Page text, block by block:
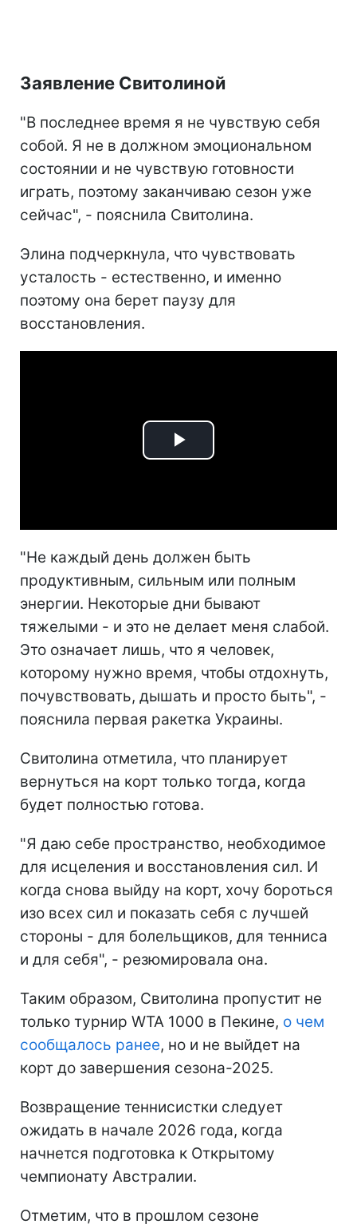
Заявление Свитолиной
"В последнее время я не чувствую себя
собой. Я не в должном эмоциональном
состоянии и не чувствую готовности
играть, поэтому заканчиваю сезон уже
сейчас", - пояснила Свитолина.
Элина подчеркнула, что чувствовать
усталость - естественно, и именно
поэтому она берет паузу для
восстановления.
Play
"Не каждый день должен быть
продуктивным, сильным или полным
энергии. Некоторые дни бывают
тяжелыми - и это не делает меня слабой.
Это означает лишь, что я человек,
которому нужно время, чтобы отдохнуть,
почувствовать, дышать и просто быть", -
пояснила первая ракетка Украины.
Свитолина отметила, что планирует
вернуться на корт только тогда, когда
будет полностью готова.
"Я даю себе пространство, необходимое
для исцеления и восстановления сил. И
когда снова выйду на корт, хочу бороться
изо всех сил и показать себя с лучшей
стороны - для болельщиков, для тенниса
и для себя", - резюмировала она.
Таким образом, Свитолина пропустит не
только турнир WTA 1000 в Пекине, о чем
сообщалось ранее, но и не выйдет на
корт до завершения сезона-2025.
Возвращение теннисистки следует
ожидать в начале 2026 года, когда
начнется подготовка к Открытому
чемпионату Австралии.
Отметим, что в прошлом сезоне